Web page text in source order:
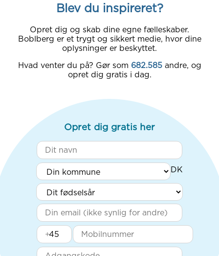
Blev du inspireret?
Opret dig og skab dine egne fælleskaber.
Boblberg er et trygt og sikkert medie, hvor dine
oplysninger er beskyttet.
Hvad venter du på? Gør som 682.585 andre, og
opret dig gratis i dag.
Opret dig gratis her
+